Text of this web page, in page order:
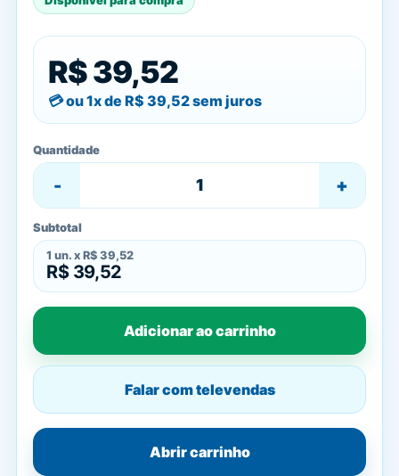
R$ 39,52
ou 1x de R$ 39,52sem juros
Quantidade
- +
Subtotal
1 un. x R$ 39,52
R$ 39,52
Adicionar ao carrinho
Falar com televendas
Abrir carrinho